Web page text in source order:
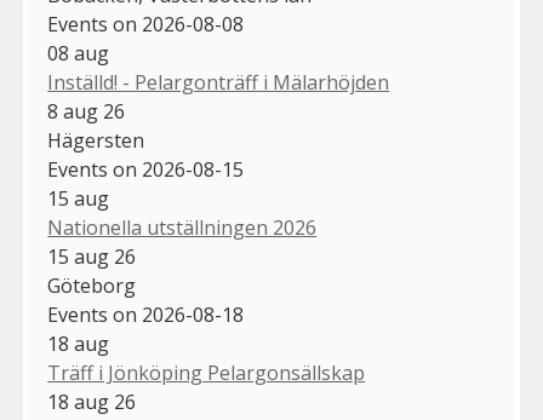
Events on 2026-08-08
08 aug
Inställd! - Pelargonträff i Mälarhöjden
8 aug 26
Hägersten
Events on 2026-08-15
15 aug
Nationella utställningen 2026
15 aug 26
Göteborg
Events on 2026-08-18
18 aug
Träff i Jönköping Pelargonsällskap
18 aug 26